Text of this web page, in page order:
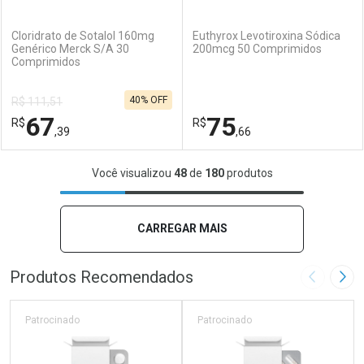
Ativar Desconto
Comprar sem Desconto
Por R$ 60,09/cada
Comprar sem Desconto
Por R$ 60,09/cada
Comprar sem Desconto
Por R$ 58,56/cada
Por R$ 58,56/cada
Cloridrato de Sotalol 160mg
Genérico Merck S/A 30
Comprimidos
R$ 111,51
R$67,39
40% OFF
FECHAR
Laboratório
FECHAR
Por Menos
Euthyrox Levotiroxina Sódica
200mcg 50 Comprimidos
R$75,66
Laboratório
Por Menos
Você visualizou 48de 180produtos
CARREGAR MAIS
Produtos Recomendados Imagem
Patrocinado Patrocinado